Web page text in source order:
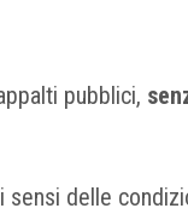
pubblici,
sensi delle